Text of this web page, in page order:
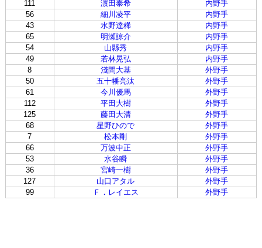
111
濵田泰希
内野手
56
細川凌平
内野手
43
水野達稀
内野手
65
明瀬諒介
内野手
54
山縣秀
内野手
49
若林晃弘
内野手
8
淺間大基
外野手
50
五十幡亮汰
外野手
61
今川優馬
外野手
112
平田大樹
外野手
125
藤田大清
外野手
68
星野ひので
外野手
7
松本剛
外野手
66
万波中正
外野手
53
水谷瞬
外野手
36
宮崎一樹
外野手
127
山口アタル
外野手
99
Ｆ．レイエス 外野手